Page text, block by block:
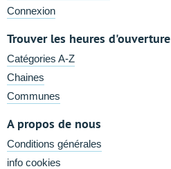
Connexion
Trouver les heures d'ouverture
Catégories A-Z
Chaines
Communes
A propos de nous
Conditions générales
info cookies